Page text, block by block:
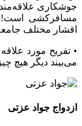
جوشکاری
مسافرکشی است!
اقشار مختلف
• تفریح مورد
‌می‌بیند دیگر هیچ
ازدواج جواد عزتی